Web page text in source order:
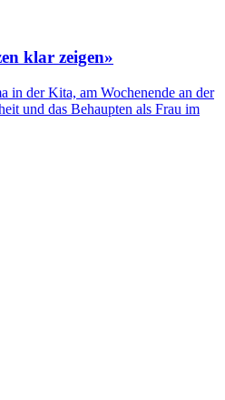
klar zeigen»
in der Kita, am Wochenende an der
und das Behaupten als Frau im